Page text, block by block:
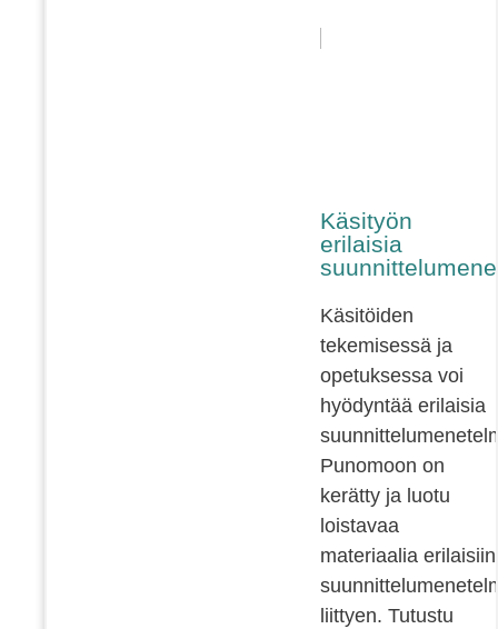
Käsityön
erilaisia
Käsitöiden
tekemisessä ja
opetuksessa voi
hyödyntää erilaisia
Punomoon on
kerätty ja luotu
loistavaa
materiaalia erilaisiin
liittyen. Tutustu